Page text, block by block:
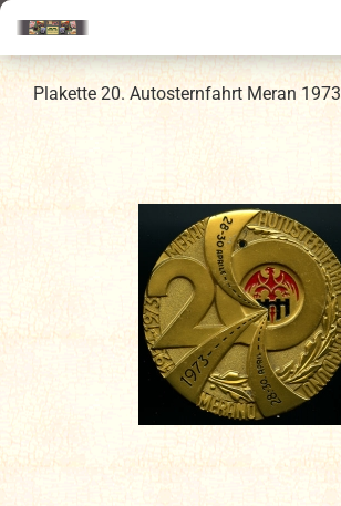
Plakette 20. Autosternfahrt Meran 1973